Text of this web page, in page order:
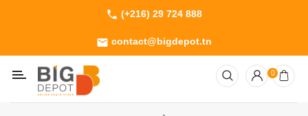
phone (+216) 29 724 888
email contact@bigdepot.tn
Machines
Outillage
Jardinage
0